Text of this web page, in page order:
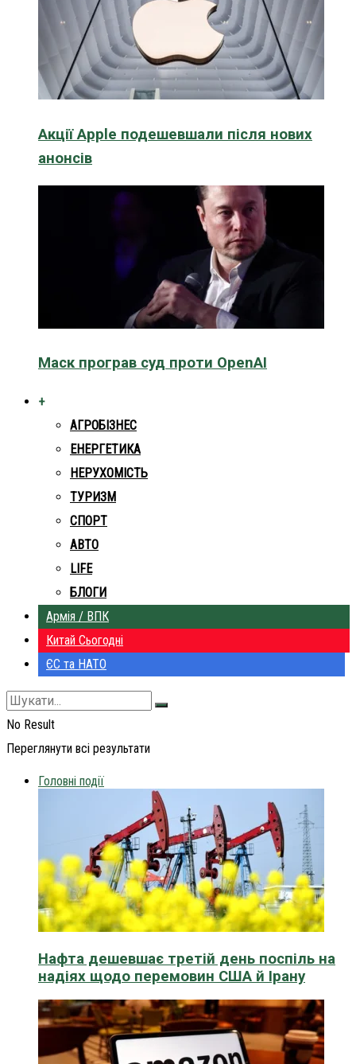
Акції Apple подешевшали після нових
анонсів
Маск програв суд проти OpenAI
+
АГРОБІЗНЕС
ЕНЕРГЕТИКА
НЕРУХОМІСТЬ
ТУРИЗМ
СПОРТ
АВТО
LIFE
БЛОГИ
Армія / ВПК
Китай Сьогодні
ЄС та НАТО
No Result
Переглянути всі результати
Головні події
Нафта дешевшає третій день поспіль на
надіях щодо перемовин США й Ірану